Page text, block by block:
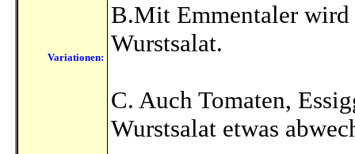
Variationen:
B.Mit Emmentaler wird
Wurstsalat.
C. Auch Tomaten,
Wurstsalat etwas